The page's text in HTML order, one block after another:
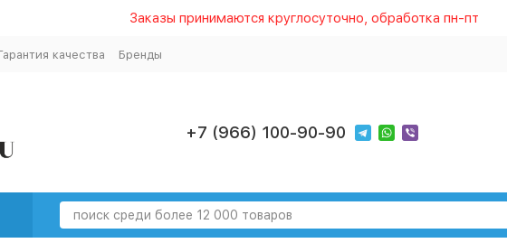
Заказы принимаются круглосуточно, обработка пн-пт
качества Бренды
+7 (966) 100-90-90